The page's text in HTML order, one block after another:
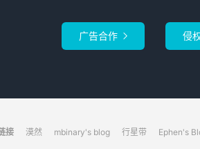
广告合作  侵
接 漠然 mbinary's blog 行星带 Ephen's